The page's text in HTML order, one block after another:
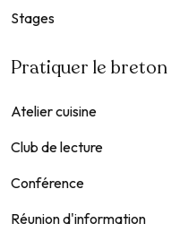
Stages
Pratiquer le breton
Atelier cuisine
Club de lecture
Conférence
Réunion d'information